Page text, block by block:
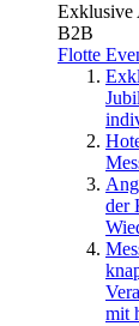
Exklusive
B2B
Flotte
der
mit